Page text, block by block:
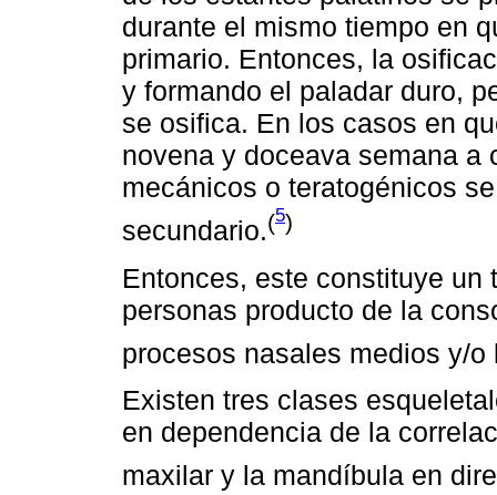
durante el mismo tiempo en
primario. Entonces, la
y formando el paladar duro,
se osifica. En los casos en
novena y doceava semana a
mecánicos o teratogénicos
secundario.(5)
Entonces, este constituye un
personas producto de la
procesos nasales medios y/o
Existen tres clases
en dependencia de la
maxilar y la mandíbula en